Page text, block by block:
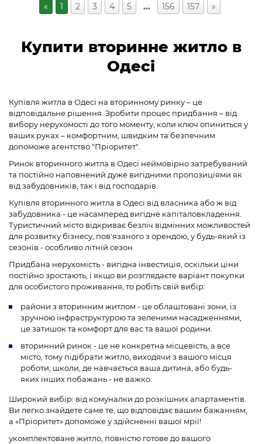
« 1 2 3 4 5 … 156 157 »
Купити вторинне житло в
Одесі
Купівля житла в Одесі на вторинному ринку – це
відповідальне рішення. Зробити процес придбання – від
вибору нерухомості до того моменту, коли ключ опиниться у
ваших руках – комфортним, швидким та безпечним
допоможе агентство "Пріоритет".
Ринок вторинного житла в Одесі неймовірно затребуваний
та постійно наповнений дуже вигідними пропозиціями як
від забудовників, так і від господарів.
Купівля вторинного житла в Одесі від власника або ж від
забудовника - це насамперед вигідне капіталовкладення.
Туристичний місто відкриває безліч відмінних можливостей
для розвитку бізнесу, пов'язаного з орендою, у будь-який із
сезонів - особливо літній сезон.
Придбана нерухомість - вигідна інвестиція, оскільки ціни
постійно зростають, і якщо ви розглядаєте варіант покупки
для особистого проживання, то робіть свій вибір:
райони з вторинним житлом - це облаштовані зони, із
зручною інфраструктурою та зеленими насадженнями,
це затишок та комфорт для вас та вашої родини.
вторинний ринок - це не конкретна місцевість, а все
місто, тому підібрати житло, виходячи з вашого місця
роботи, школи, де навчається ваша дитина, або будь-
яких інших побажань - не важко.
Широкий вибір: від комуналки до розкішних апартаментів.
Ви легко знайдете саме те, що відповідає вашим бажанням,
а «Пріоритет» допоможе у здійсненні вашої мрії!
укомплектоване житло, повністю готове до вашого